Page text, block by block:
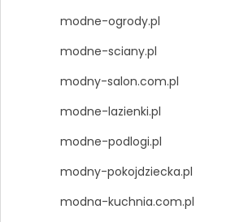
modne-ogrody.pl
modne-sciany.pl
modny-salon.com.pl
modne-lazienki.pl
modne-podlogi.pl
modny-pokojdziecka.pl
modna-kuchnia.com.pl